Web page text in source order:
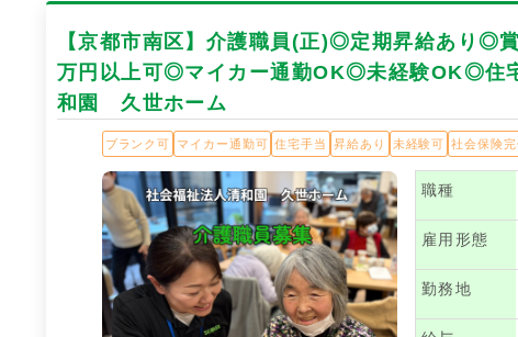
【京都市南区】介護職員(正)◎定期昇給あり◎
万円以上可◎マイカー通勤OK◎未経験OK◎住
和園 久世ホーム
ブランク可 マイカー通勤可 住宅手当 昇給あり 未経験可 社会保険完
職種
雇用形態
勤務地